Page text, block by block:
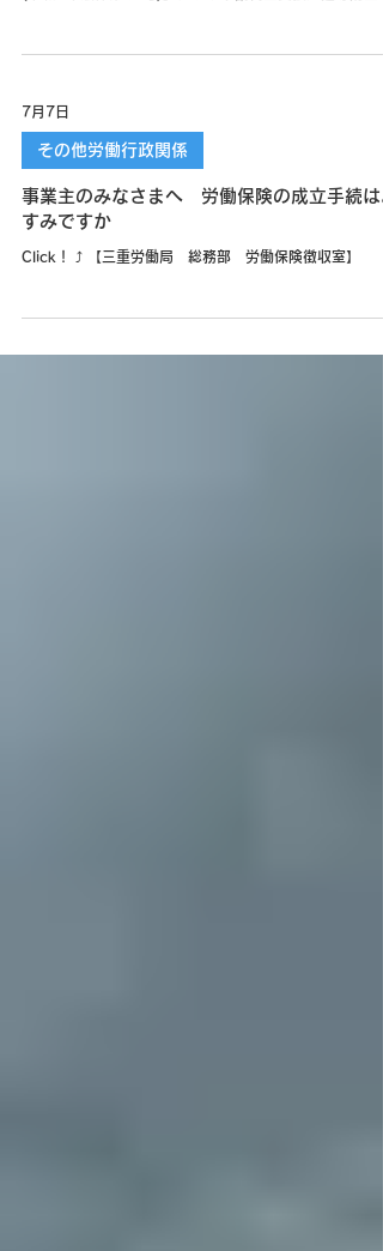
ドブック ☞ 適正取引支援サイト → 適正取
7月7日
その他労働行政関係
事業主のみなさまへ 労働保険の成立手続は
すみですか
Click！ ⤴ 【三重労働局 総務部 労働保険徴収室】